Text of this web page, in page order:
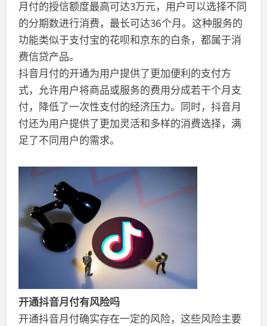
月付的授信额度最高可达3万元，用户可以选择不同
的分期数进行消费，最长可达36个月。这种服务的
功能类似于支付宝的花呗和京东的白条，都属于消
费信贷产品。
抖音月付的开通为用户提供了更加便利的支付方
式，允许用户将商品或服务的费用分成若干个月支
付，降低了一次性支付的经济压力。同时，抖音月
付还为用户提供了更加灵活和多样的消费选择，满
足了不同用户的需求。
开通抖音月付有风险吗
开通抖音月付确实存在一定的风险，这些风险主要